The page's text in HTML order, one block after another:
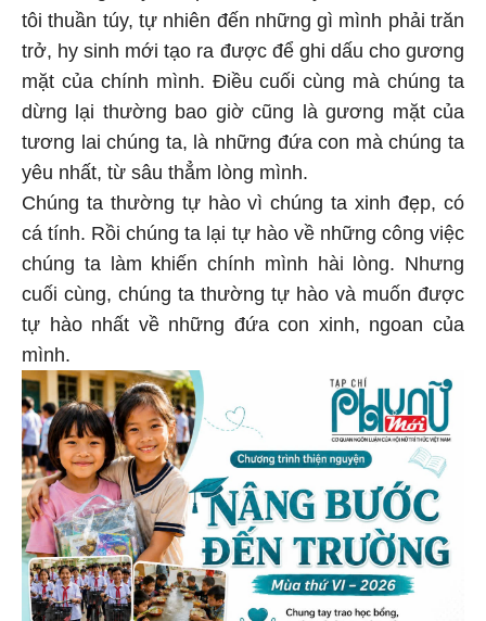
tôi thuần túy, tự nhiên đến những gì mình phải trăn
trở, hy sinh mới tạo ra được để ghi dấu cho gương
mặt của chính mình. Điều cuối cùng mà chúng ta
dừng lại thường bao giờ cũng là gương mặt của
tương lai chúng ta, là những đứa con mà chúng ta
yêu nhất, từ sâu thẳm lòng mình.
Chúng ta thường tự hào vì chúng ta xinh đẹp, có
cá tính. Rồi chúng ta lại tự hào về những công việc
chúng ta làm khiến chính mình hài lòng. Nhưng
cuối cùng, chúng ta thường tự hào và muốn được
tự hào nhất về những đứa con xinh, ngoan của
mình.